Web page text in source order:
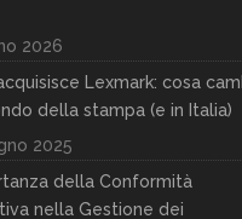
2026
Lexmark: cosa
della stampa (e in Italia)
2025
della Conformità
nella Gestione dei